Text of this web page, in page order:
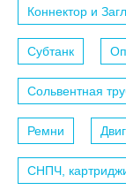
Коннектор и
Субтанк
Сольвентная
Ремни
СНПЧ,